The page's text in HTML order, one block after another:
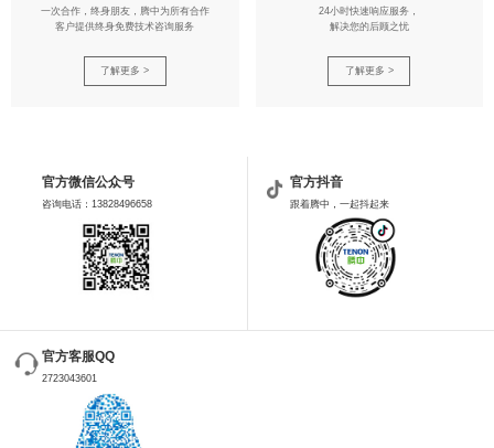
一次合作，终身朋友，腾中为所有合作
客户提供终身免费技术咨询服务
了解更多 >
24小时快速响应服务，
解决您的后顾之忧
了解更多 >
官方微信公众号
咨询电话：13828496658
官方抖音
跟着腾中，一起抖起来
官方客服QQ
2723043601